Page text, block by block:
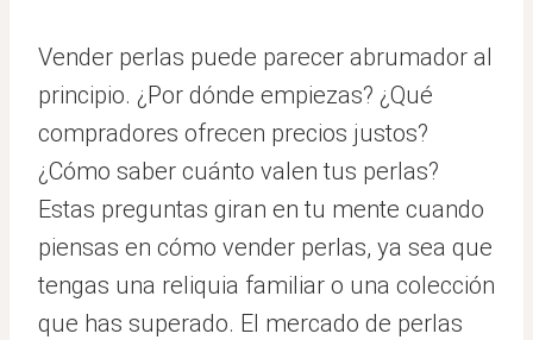
Vender perlas puede parecer abrumador al
principio. ¿Por dónde empiezas? ¿Qué
compradores ofrecen precios justos?
¿Cómo saber cuánto valen tus perlas?
Estas preguntas giran en tu mente cuando
piensas en cómo vender perlas, ya sea que
tengas una reliquia familiar o una colección
que has superado. El mercado de perlas